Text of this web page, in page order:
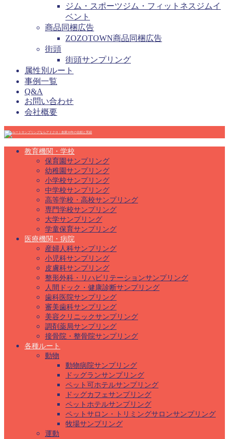
ジム・スポーツジム・フィットネスジムイ
ベント
商品同梱広告
ZOZOTOWN商品同梱広告
街頭
街頭サンプリング
属性別ルート
事例一覧
Q&A
お問い合わせ
会社概要
教育機関・学校
保育園サンプリング
幼稚園サンプリング
小学校サンプリング
中学校サンプリング
高等学校・高校サンプリング
専門学校サンプリング
大学サンプリング
学童保育サンプリング
医療機関・病院
産婦人科サンプリング
小児科サンプリング
皮膚科サンプリング
整形外科・リハビリテーションサンプリング
人間ドック・健康診断サンプリング
歯科医院サンプリング
審美歯科サンプリング
美容クリニックサンプリング
調剤薬局サンプリング
接骨院・整骨院サンプリング
各種ルート
動物
動物病院サンプリング
ドッグランサンプリング
ペット可ホテルサンプリング
ドッグカフェサンプリング
ペットホテルサンプリング
ペットサロン・トリミングサロンサンプリング
牧場サンプリング
運動